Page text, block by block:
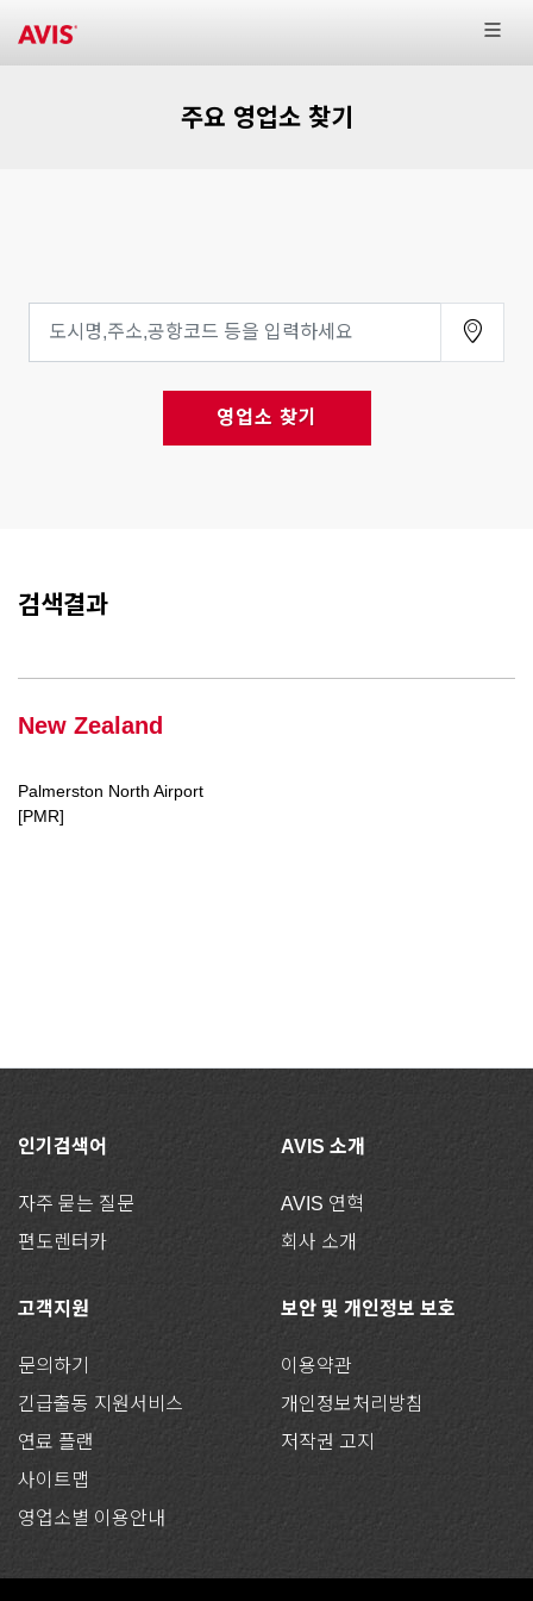
주요 영업소 찾기
영업소 찾기
검색결과
New Zealand
Palmerston North Airport
[PMR]
인기검색어
자주 묻는 질문
편도렌터카
AVIS 소개
AVIS 연혁
회사 소개
고객지원
문의하기
긴급출동 지원서비스
연료 플랜
사이트맵
영업소별 이용안내
보안 및 개인정보 보호
이용약관
개인정보처리방침
저작권 고지